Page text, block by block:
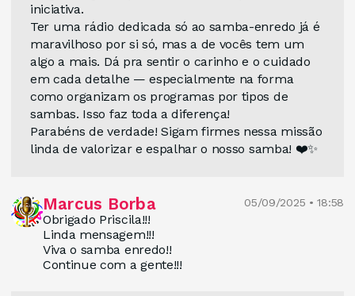
iniciativa.
Ter uma rádio dedicada só ao samba-enredo já é
maravilhoso por si só, mas a de vocês tem um
algo a mais. Dá pra sentir o carinho e o cuidado
em cada detalhe — especialmente na forma
como organizam os programas por tipos de
sambas. Isso faz toda a diferença!
Parabéns de verdade! Sigam firmes nessa missão
linda de valorizar e espalhar o nosso samba! ❤️✨
Marcus Borba 05/09/2025 • 18:58
Obrigado Priscila!!!
Linda mensagem!!!
Viva o samba enredo!!
Continue com a gente!!!